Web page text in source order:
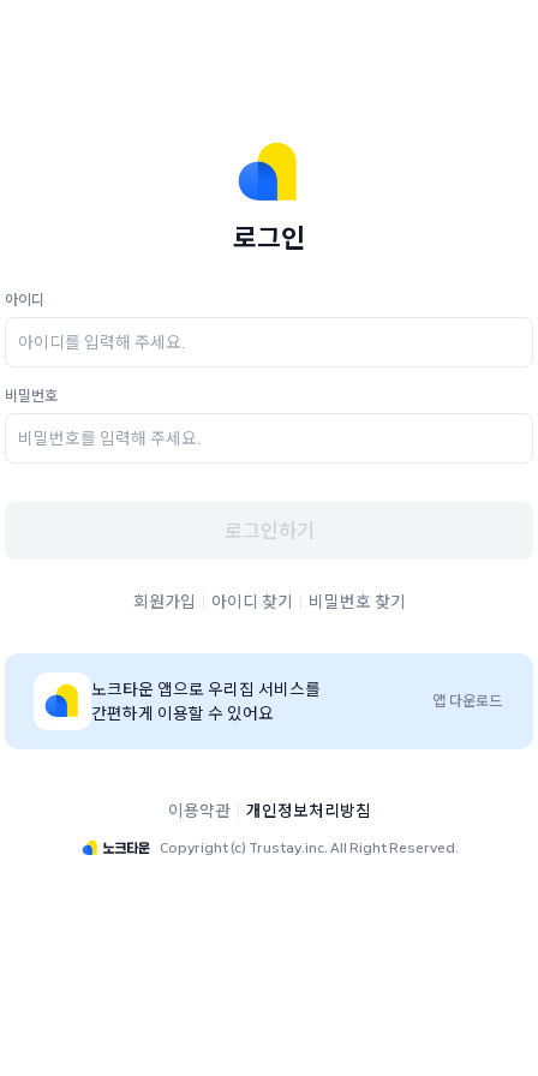
로그인
아이디
비밀번호
로그인하기
회원가입 아이디 찾기 비밀번호 찾기
노크타운 앱으로 우리집 서비스를
간편하게 이용할 수 있어요
앱 다운로드
이용약관 개인정보처리방침
Copyright (c) Trustay.inc. All Right Reserved.